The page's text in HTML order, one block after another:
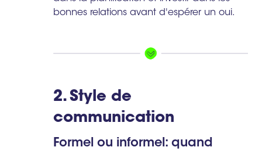
bonnes relations avant d'espérer un oui.
2. Style de
communication
Formel ou informel: quand